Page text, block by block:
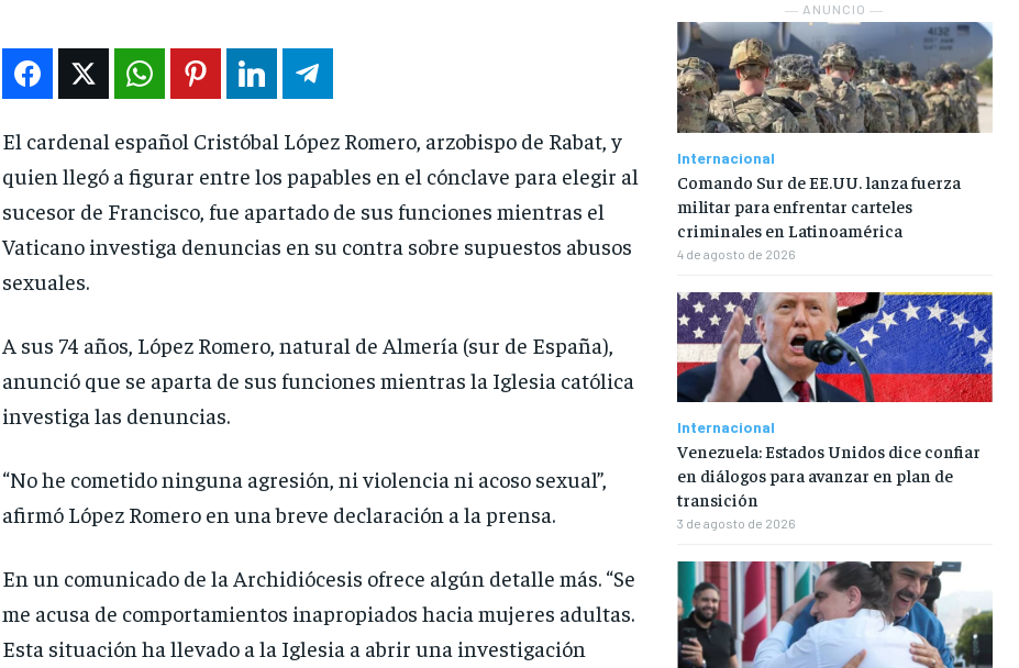
El cardenal español Cristóbal López Romero, arzobispo de Rabat, y
quien llegó a figurar entre los papables en el cónclave para elegir al
sucesor de Francisco, fue apartado de sus funciones mientras el
Vaticano investiga denuncias en su contra sobre supuestos abusos
sexuales.
A sus 74 años, López Romero, natural de Almería (sur de España),
anunció que se aparta de sus funciones mientras la Iglesia católica
investiga las denuncias.
“No he cometido ninguna agresión, ni violencia ni acoso sexual”,
afirmó López Romero en una breve declaración a la prensa.
En un comunicado de la Archidiócesis ofrece algún detalle más. “Se
me acusa de comportamientos inapropiados hacia mujeres adultas.
Esta situación ha llevado a la Iglesia a abrir una investigación
― ANUNCIO ―
Internacional
Comando Sur de EE.UU. lanza fuerza
militar para enfrentar carteles
criminales en Latinoamérica
4 de agosto de 2026
Internacional
Venezuela: Estados Unidos dice confiar
en diálogos para avanzar en plan de
transición
3 de agosto de 2026